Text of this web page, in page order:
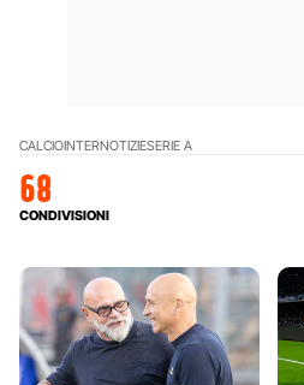
CALCIOINTERNOTIZIESERIE A
68
CONDIVISIONI